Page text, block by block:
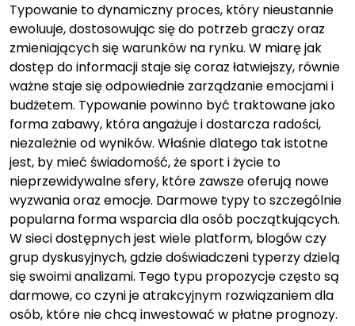
Typowanie to dynamiczny proces, który nieustannie
ewoluuje, dostosowując się do potrzeb graczy oraz
zmieniających się warunków na rynku. W miarę jak
dostęp do informacji staje się coraz łatwiejszy, równie
ważne staje się odpowiednie zarządzanie emocjami i
budżetem. Typowanie powinno być traktowane jako
forma zabawy, która angażuje i dostarcza radości,
niezależnie od wyników. Właśnie dlatego tak istotne
jest, by mieć świadomość, że sport i życie to
nieprzewidywalne sfery, które zawsze oferują nowe
wyzwania oraz emocje. Darmowe typy to szczególnie
popularna forma wsparcia dla osób początkujących.
W sieci dostępnych jest wiele platform, blogów czy
grup dyskusyjnych, gdzie doświadczeni typerzy dzielą
się swoimi analizami. Tego typu propozycje często są
darmowe, co czyni je atrakcyjnym rozwiązaniem dla
osób, które nie chcą inwestować w płatne prognozy.